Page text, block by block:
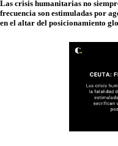
Las crisis humanitarias no
frecuencia son estimuladas por
en el altar del posicionamiento